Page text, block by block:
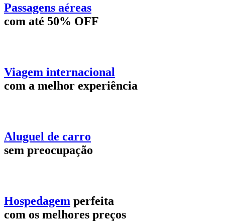
Passagens aéreas
com até 50% OFF
Viagem internacional
com a melhor experiência
Aluguel de carro
sem preocupação
Hospedagem perfeita
com os melhores preços